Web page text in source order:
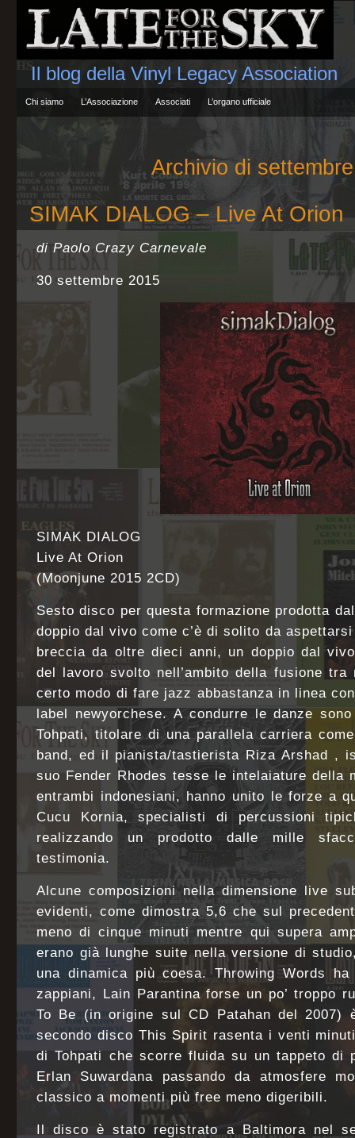
Il blog della Vinyl Legacy Association
Chi siamo L’Associazione Associati L’organo ufficiale
Archivio di
SIMAK DIALOG – Live At Orion
di Paolo Crazy Carnevale
30 settembre 2015
SIMAK DIALOG
Live At Orion
(Moonjune 2015 2CD)
Sesto disco per questa formazione prodotta
doppio dal vivo come c’è di solito da
breccia da oltre dieci anni, un doppio dal
del lavoro svolto nell’ambito della fusione
certo modo di fare jazz abbastanza in linea
label newyorchese. A condurre le danze
Tohpati, titolare di una parallela carriera
band, ed il pianista/tastierista Riza Arshad ,
suo Fender Rhodes tesse le intelaiature della
entrambi indonesiani, hanno unito le forze a
Cucu Kornia, specialisti di percussioni
realizzando un prodotto dalle mille
testimonia.
Alcune composizioni nella dimensione live
evidenti, come dimostra 5,6 che sul
meno di cinque minuti mentre qui supera
erano già lunghe suite nella versione di
una dinamica più coesa. Throwing Words
zappiani, Lain Parantina forse un po’ troppo
To Be (in origine sul CD Patahan del 2007)
secondo disco This Spirit rasenta i venti
di Tohpati che scorre fluida su un tappeto di
Erlan Suwardana passando da atmosfere
classico a momenti più free meno digeribili.
Il disco è stato registrato a Baltimora nel